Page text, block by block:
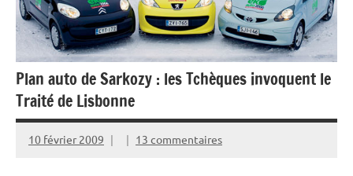
Plan auto de Sarkozy : les Tchèques invoquent le
Traité de Lisbonne
10 février 2009 13 commentaires